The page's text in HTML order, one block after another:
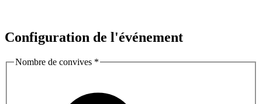
Configuration de l'événement
Nombre de convives *